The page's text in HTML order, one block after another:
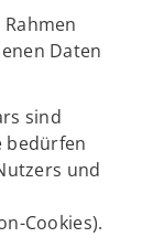
Daten
sind
bedürfen
und
Cookies).